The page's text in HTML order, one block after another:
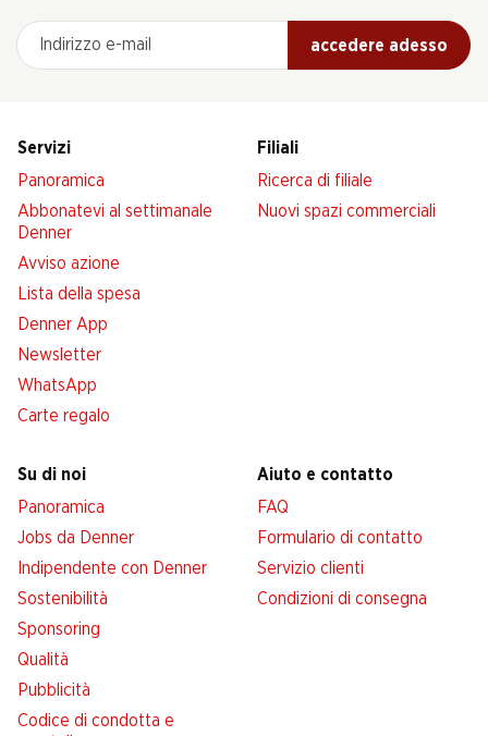
Indirizzo e-mail
accedere adesso
Servizi
Panoramica
Abbonatevi al settimanale
Denner
Avviso azione
Lista della spesa
Denner App
Newsletter
WhatsApp
Carte regalo
Filiali
Ricerca di filiale
Nuovi spazi commerciali
Su di noi
Panoramica
Jobs da Denner
Indipendente con Denner
Sostenibilità
Sponsoring
Qualità
Pubblicità
Codice di condotta e
Aiuto e contatto
FAQ
Formulario di contatto
Servizio clienti
Condizioni di consegna